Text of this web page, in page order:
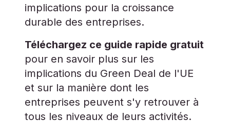
implications pour la croissance
durable des entreprises.
Téléchargez ce guide rapide gratuit
pour en savoir plus sur les
implications du Green Deal de l'UE
et sur la manière dont les
entreprises peuvent s'y retrouver à
tous les niveaux de leurs activités.